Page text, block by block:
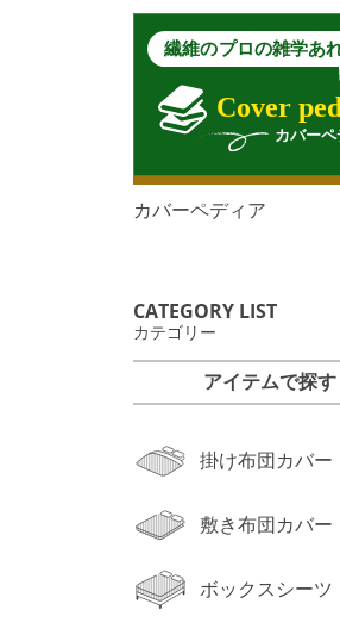
カバーペディア
CATEGORY LIST
カテゴリー
アイテムで探す
掛け布団カバー
敷き布団カバー
ボックスシーツ